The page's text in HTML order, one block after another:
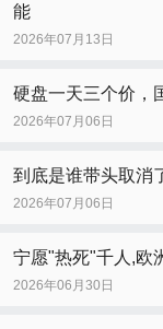
能
2026年07月13日
硬盘一天三个价，
2026年07月06日
到底是谁带头取消
2026年07月06日
宁愿"热死"千人,欧
2026年06月30日